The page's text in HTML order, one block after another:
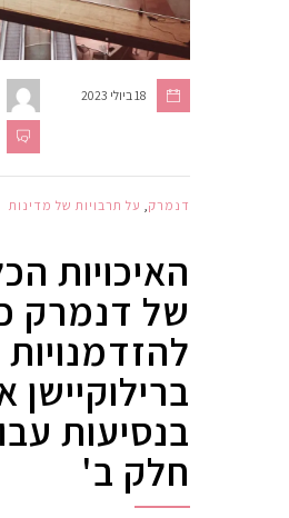
18 ביולי 2023
דנמרק על תרבויות של מדינות
האיכויות
של דנמרק
ברילוקיישן
בנסיעות
חלק ב'